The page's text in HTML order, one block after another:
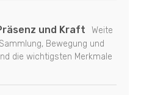
und Kraft
Weite
Bewegung und
die wichtigsten Merkmale